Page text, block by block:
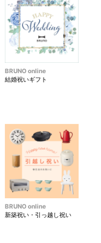
BRUNO online
結婚祝いギフト
BRUNO online
新築祝い・引っ越し祝い